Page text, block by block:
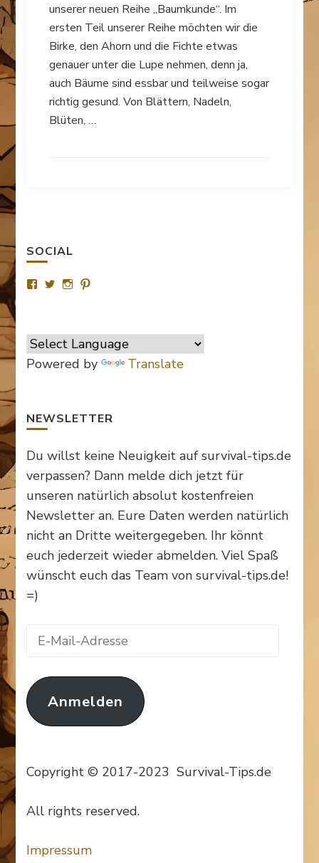
unserer neuen Reihe „Baumkunde“. Im
ersten Teil unserer Reihe möchten wir die
Birke, den Ahorn und die Fichte etwas
genauer unter die Lupe nehmen, denn ja,
auch Bäume sind essbar und teilweise sogar
richtig gesund. Von Blättern, Nadeln,
Blüten, …
SOCIAL
Profil
anzeigen
Profil
anzeigen
Profil
anzeigen
Pinterest
anzeigen
Powered by Translate
NEWSLETTER
Du willst keine Neuigkeit auf survival-tips.de
verpassen? Dann melde dich jetzt für
unseren natürlich absolut kostenfreien
Newsletter an. Eure Daten werden natürlich
nicht an Dritte weitergegeben. Ihr könnt
euch jederzeit wieder abmelden. Viel Spaß
wünscht euch das Team von survival-tips.de!
=)
E-
Adresse
Anmelden
Copyright © 2017-2023 Survival-Tips.de
All rights reserved.
Impressum